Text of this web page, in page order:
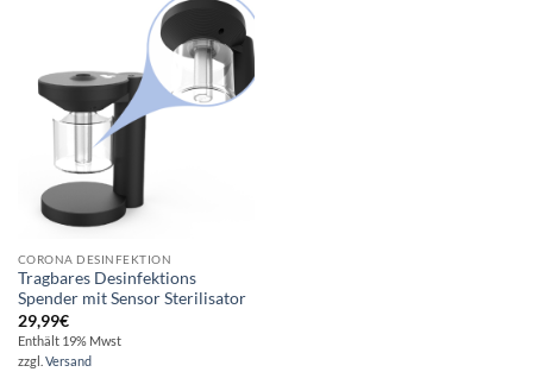
Wunschliste
CORONA DESINFEKTION
Tragbares Desinfektions
Spender mit Sensor Sterilisator
29,99€
Enthält 19% Mwst
zzgl. Versand